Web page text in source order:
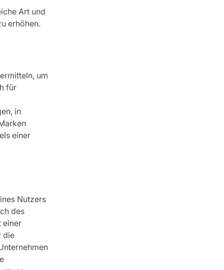
Art und
erhöhen.
um
für
in
einer
Nutzers
des
einer
die